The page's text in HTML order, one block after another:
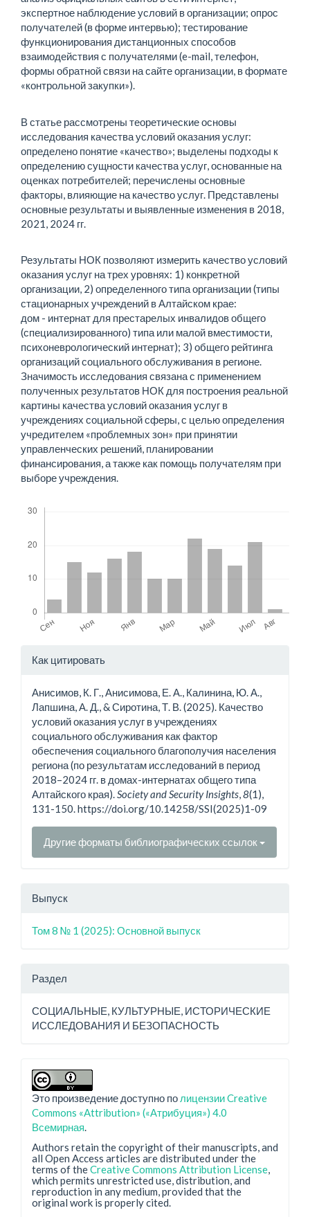
экспертное наблюдение условий в организации; опрос
получателей (в форме интервью); тестирование
функционирования дистанционных способов
взаимодействия с получателями (e-mail, телефон,
формы обратной связи на сайте организации, в формате
«контрольной закупки»).
В статье рассмотрены теоретические основы
исследования качества условий оказания услуг:
определено понятие «качество»; выделены подходы к
определению сущности качества услуг, основанные на
оценках потребителей; перечислены основные
факторы, влияющие на качество услуг. Представлены
основные результаты и выявленные изменения в 2018,
2021, 2024 гг.
Результаты НОК позволяют измерить качество условий
оказания услуг на трех уровнях: 1) конкретной
организации, 2) определенного типа организации (типы
стационарных учреждений в Алтайском крае:
дом - интернат для престарелых инвалидов общего
(специализированного) типа или малой вместимости,
психоневрологический интернат); 3) общего рейтинга
организаций социального обслуживания в регионе.
Значимость исследования связана с применением
полученных результатов НОК для построения реальной
картины качества условий оказания услуг в
учреждениях социальной сферы, с целью определения
учредителем «проблемных зон» при принятии
управленческих решений, планировании
финансирования, а также как помощь получателям при
выборе учреждения.
Детали
Как цитировать
Анисимов, К. Г., Анисимова, Е. А., Калинина, Ю. А.,
Лапшина, А. Д., & Сиротина, Т. В. (2025). Качество
условий оказания услуг в учреждениях
социального обслуживания как фактор
обеспечения социального благополучия населения
региона (по результатам исследований в период
2018–2024 гг. в домах-интернатах общего типа
Алтайского края).Society and Security Insights,8(1),
131-150. https://doi.org/10.14258/SSI(2025)1-09
Другие форматы библиографических ссылок
Выпуск
Том 8 № 1 (2025): Основной выпуск
Раздел
СОЦИАЛЬНЫЕ, КУЛЬТУРНЫЕ, ИСТОРИЧЕСКИЕ
ИССЛЕДОВАНИЯ И БЕЗОПАСНОСТЬ
Это произведение доступно по лицензии Creative
Commons «Attribution» («Атрибуция») 4.0
Всемирная.
Authors retain the copyright of their manuscripts, and
all Open Access articles are distributed under the
terms of theCreative Commons Attribution License,
which permits unrestricted use, distribution, and
reproduction in any medium, provided that the
original work is properly cited.